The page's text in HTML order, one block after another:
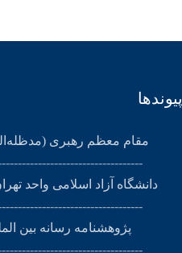
پیوندها
مقام معظم رهبری
دانشگاه آزاد اسلامی واحد
پژوهشنامه رسانه بین